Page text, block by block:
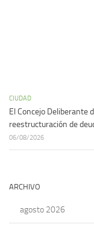
CIUDAD
El Concejo Deliberante
reestructuración de
06/08/2026
ARCHIVO
agosto 2026